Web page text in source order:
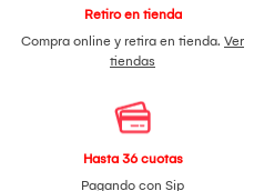
Retiro en tienda
Compra online y retira en tienda. Ver
tiendas
Hasta 36 cuotas
Pagando con Sip